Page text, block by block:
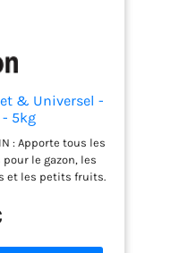
& Universel -
5kg
: Apporte tous les
le gazon, les
et les petits fruits.
rapidement,
durée jusqu’à 3
: Épandage